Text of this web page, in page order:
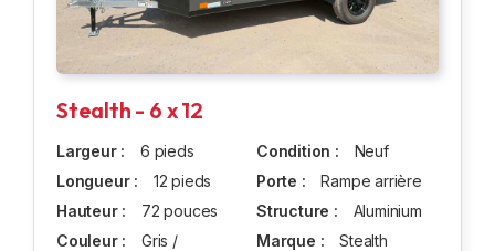
Stealth - 6 x 12
Largeur :
6 pieds
Longueur :
12 pieds
Hauteur :
72 pouces
Couleur :
Gris /
Condition :
Neuf
Porte :
Rampe arrière
Structure :
Aluminium
Marque :
Stealth